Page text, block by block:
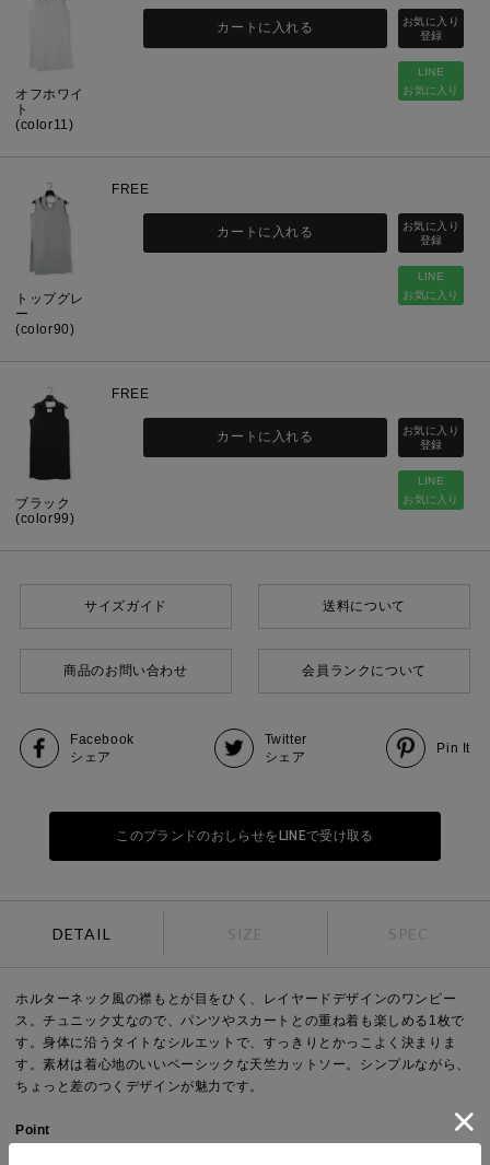
オフホワイ
ト
(color11)
LINE
お気に入り
カートに入れる
トップグレ
ー
(color90)
FREE
LINE
お気に入り
カートに入れる
ブラック
(color99)
FREE
LINE
お気に入り
カートに入れる
サイズガイド 送料について
商品のお問い合わせ 会員ランクについて
Facebook
シェア
Twitter
シェア
Pin It
このブランドのおしらせをLINEで受け取る
DETAIL SIZE SPEC
ホルターネック風の襟もとが目をひく、レイヤードデザインのワンピー
ス。チュニック丈なので、パンツやスカートとの重ね着も楽しめる1枚で
す。身体に沿うタイトなシルエットで、すっきりとかっこよく決まりま
す。素材は着心地のいいベーシックな天竺カットソー。シンプルながら、
ちょっと差のつくデザインが魅力です。
Point